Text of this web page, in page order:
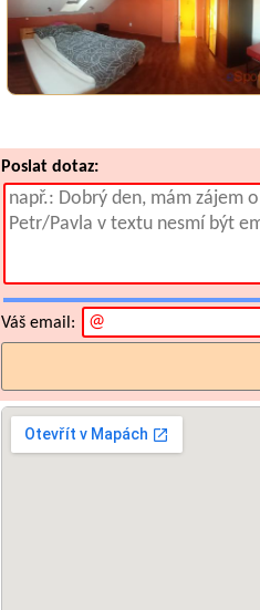
Poslat dotaz:
Váš email: